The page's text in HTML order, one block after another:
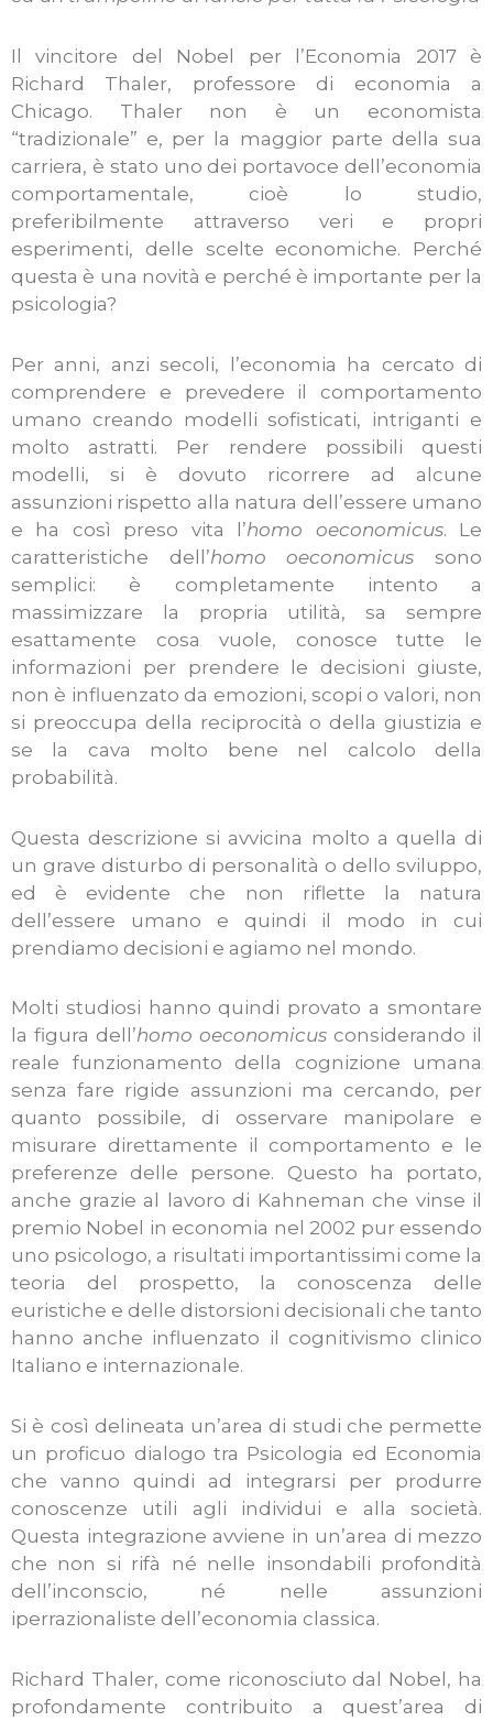
Il vincitore del Nobel per l’Economia 2017 è
Richard Thaler, professore di economia a
Chicago. Thaler non è un economista
“tradizionale” e, per la maggior parte della sua
carriera, è stato uno dei portavoce dell’economia
comportamentale, cioè lo studio,
preferibilmente attraverso veri e propri
esperimenti, delle scelte economiche. Perché
questa è una novità e perché è importante per la
psicologia?
Per anni, anzi secoli, l’economia ha cercato di
comprendere e prevedere il comportamento
umano creando modelli sofisticati, intriganti e
molto astratti. Per rendere possibili questi
modelli, si è dovuto ricorrere ad alcune
assunzioni rispetto alla natura dell’essere umano
e ha così preso vita l’homo oeconomicus. Le
caratteristiche dell’homo oeconomicussono
semplici: è completamente intento a
massimizzare la propria utilità, sa sempre
esattamente cosa vuole, conosce tutte le
informazioni per prendere le decisioni giuste,
non è influenzato da emozioni, scopi o valori, non
si preoccupa della reciprocità o della giustizia e
se la cava molto bene nel calcolo della
probabilità.
Questa descrizione si avvicina molto a quella di
un grave disturbo di personalità o dello sviluppo,
ed è evidente che non riflette la natura
dell’essere umano e quindi il modo in cui
prendiamo decisioni e agiamo nel mondo.
Molti studiosi hanno quindi provato a smontare
la figura dell’homo oeconomicus considerando il
reale funzionamento della cognizione umana
senza fare rigide assunzioni ma cercando, per
quanto possibile, di osservare manipolare e
misurare direttamente il comportamento e le
preferenze delle persone. Questo ha portato,
anche grazie al lavoro di Kahneman che vinse il
premio Nobel in economia nel 2002 pur essendo
uno psicologo, a risultati importantissimi come la
teoria del prospetto, la conoscenza delle
euristiche e delle distorsioni decisionali che tanto
hanno anche influenzato il cognitivismo clinico
Italiano e internazionale.
Si è così delineata un’area di studi che permette
un proficuo dialogo tra Psicologia ed Economia
che vanno quindi ad integrarsi per produrre
conoscenze utili agli individui e alla società.
Questa integrazione avviene in un’area di mezzo
che non si rifà né nelle insondabili profondità
dell’inconscio, né nelle assunzioni
iperrazionaliste dell’economia classica.
Richard Thaler, come riconosciuto dal Nobel, ha
profondamente contribuito a quest’area di